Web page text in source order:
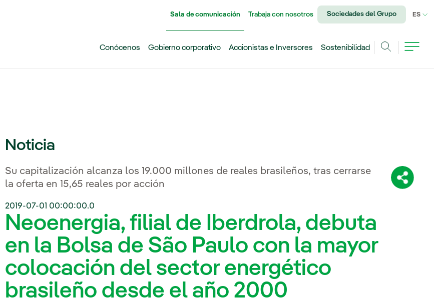
Sala de comunicación Trabaja con nosotros Sociedades del Grupo ES
Conócenos Gobierno corporativo Accionistas e Inversores
Sostenibilidad
Noticia
Su capitalización alcanza los 19.000 millones de reales brasileños, tras cerrarse
la oferta en 15,65 reales por acción
2019-07-01 00:00:00.0
Neoenergia, filial de Iberdrola, debuta
en la Bolsa de São Paulo con la mayor
colocación del sector energético
brasileño desde el año 2000